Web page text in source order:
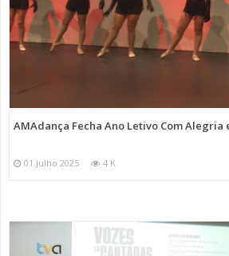
AMAdança Fecha Ano Letivo Com Alegria
01 Julho 2025 4 K